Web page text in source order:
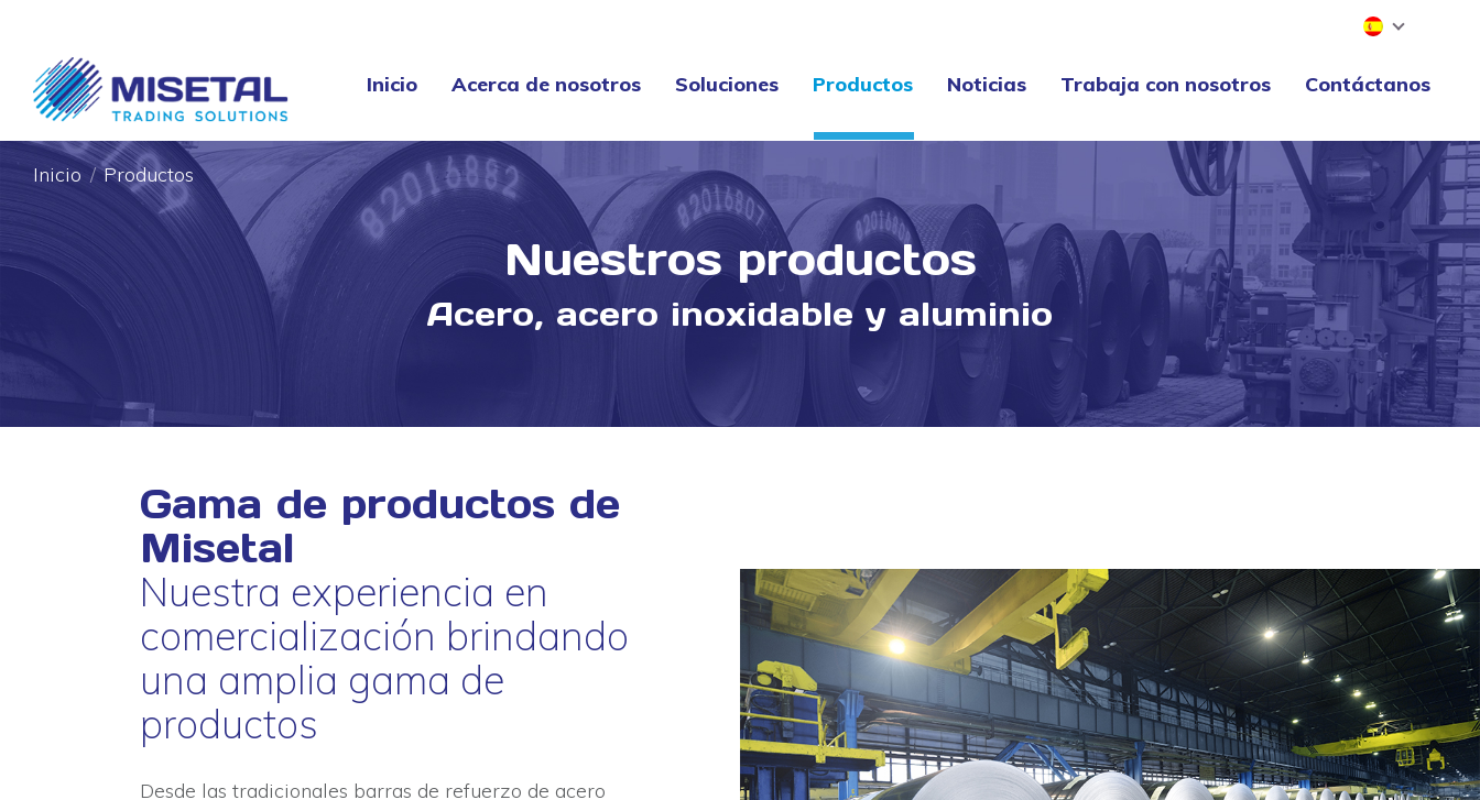
Inicio Acerca de nosotros Soluciones Productos Noticias Trabaja con nosotros Contáctanos
Nuestros productos
Acero, acero inoxidable y aluminio
Estás aquí:
Inicio Productos
Gama de productos de
Misetal
Nuestra experiencia en
comercialización brindando
una amplia gama de
productos
Desde las tradicionales barras de refuerzo de acero
Contáctanos